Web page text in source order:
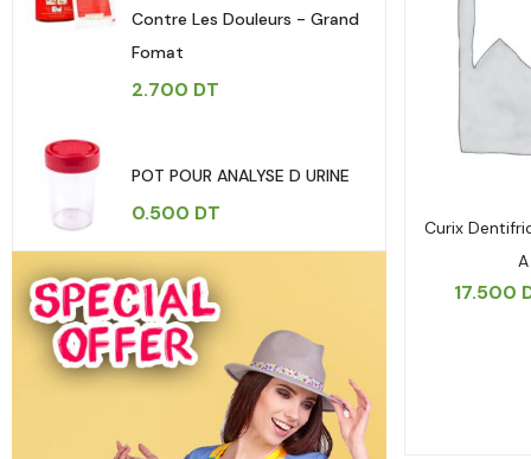
Contre Les Douleurs - Grand
Fomat
2.700 DT
POT POUR ANALYSE D URINE
0.500 DT
Curix
17.500